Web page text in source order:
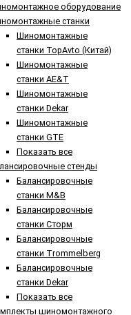
оборудование
станки
Шиномонтажные
станки TopAvto (Китай)
Шиномонтажные
станки AE&T
Шиномонтажные
станки Dekar
Шиномонтажные
станки GTE
Показать все
стенды
Балансировочные
станки M&B
Балансировочные
станки Сторм
Балансировочные
станки Trommelberg
Балансировочные
станки Dekar
Показать все
шиномонтажного